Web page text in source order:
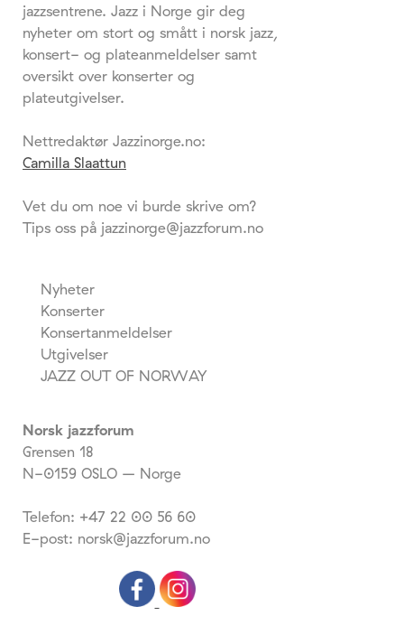
jazzsentrene. Jazz i Norge gir deg
nyheter om stort og smått i norsk jazz,
konsert- og plateanmeldelser samt
oversikt over konserter og
plateutgivelser.
Nettredaktør Jazzinorge.no:
Camilla Slaattun
Vet du om noe vi burde skrive om?
Tips oss på jazzinorge@jazzforum.no
Nyheter
Konserter
Konsertanmeldelser
Utgivelser
JAZZ OUT OF NORWAY
Norsk jazzforum
Grensen 18
N-0159 OSLO – Norge
Telefon: +47 22 00 56 60
E-post: norsk@jazzforum.no